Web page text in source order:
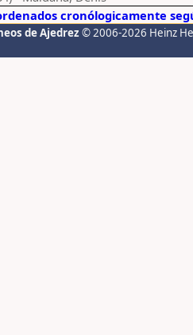
cronólogicamente
de Ajedrez © 2006-2026 Heinz